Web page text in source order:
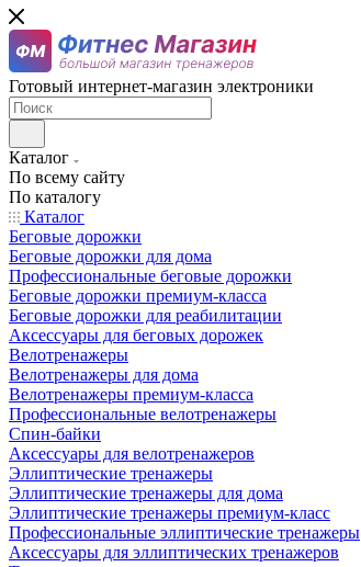
Готовый интернет-магазин электроники
Каталог
По всему сайту
По каталогу
Каталог
Беговые дорожки
Беговые дорожки для дома
Профессиональные беговые дорожки
Беговые дорожки премиум-класса
Беговые дорожки для реабилитации
Аксессуары для беговых дорожек
Велотренажеры
Велотренажеры для дома
Велотренажеры премиум-класса
Профессиональные велотренажеры
Спин-байки
Аксессуары для велотренажеров
Эллиптические тренажеры
Эллиптические тренажеры для дома
Эллиптические тренажеры премиум-класс
Профессиональные эллиптические тренажеры
Аксессуары для эллиптических тренажеров